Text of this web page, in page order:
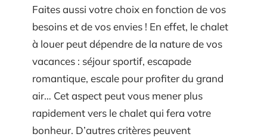
Faites aussi votre choix en fonction de vos
besoins et de vos envies ! En effet, le chalet
à louer peut dépendre de la nature de vos
vacances : séjour sportif, escapade
romantique, escale pour profiter du grand
air… Cet aspect peut vous mener plus
rapidement vers le chalet qui fera votre
bonheur. D’autres critères peuvent